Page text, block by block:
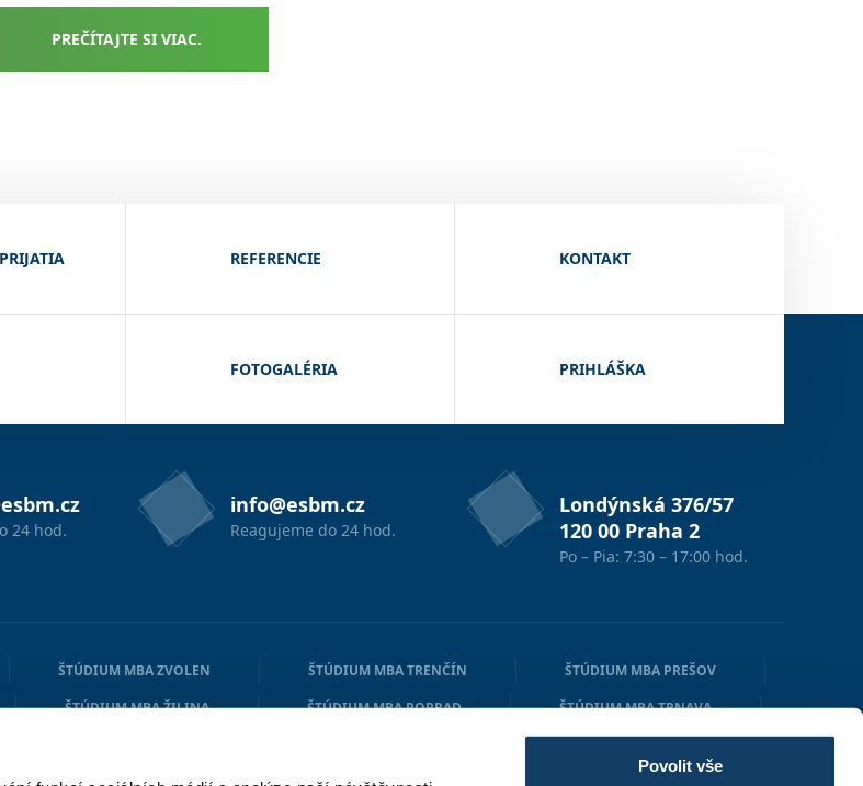
Povolit vše
PREČÍTAJTE SI VIAC.
REFERENCIE KONTAKT
FOTOGALÉRIA PRIHLÁŠKA
24 hod.
info@esbm.cz
Reagujeme do 24 hod.
Londýnská 376/57
120 00 Praha 2
Po – Pia: 7:30 – 17:00 hod.
ŠTÚDIUM MBA ZVOLEN ŠTÚDIUM MBA TRENČÍN
ŠTÚDIUM MBA PREŠOV
ŠTÚDIUM MBA ŽILINA ŠTÚDIUM MBA POPRAD
ŠTÚDIUM MBA TRNAVA